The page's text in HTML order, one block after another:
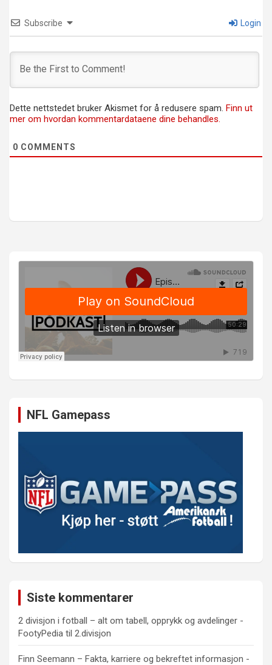
Subscribe Login
Dette nettstedet bruker Akismet for å redusere spam. Finn ut
mer om hvordan kommentardataene dine behandles.
0 COMMENTS
NFL Gamepass
Siste kommentarer
2 divisjon i fotball – alt om tabell, opprykk og avdelinger -
FootyPedia til 2.divisjon
Finn Seemann – Fakta, karriere og bekreftet informasjon -